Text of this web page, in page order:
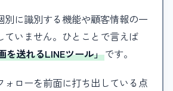
別に識別する機能や顧客情報の一
ていません。ひとことで言えば
を送れるLINEツール」です。
ォローを前面に打ち出している点